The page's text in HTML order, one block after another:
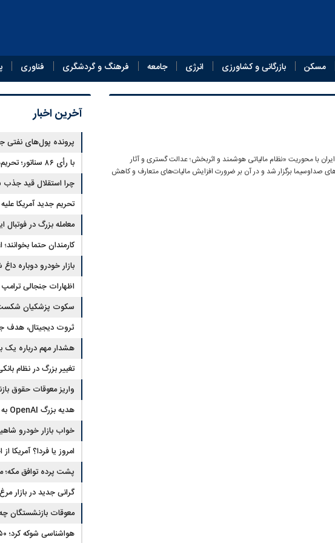
مسکن بازرگانی و کشاورزی انرژی جامعه فرهنگ و گردشگری فناوری
با محوریت «نظام مالیاتی هوشمند و اثربخش؛ عدالت گستری و آثار
۱۴۰۴ در مرکز همایش‌های صداوسیما برگزار شد و در آن بر ضرورت افزایش مالیات‌های متعارف و کاهش
آخرین اخبار
پرونده پول‌های نفتی
استیضاح
با رأی ۸۶ سناتور؛ تحریم‌های تازه علیه ایران کلید خورد
چرا استقلال قید جذب
انتقال منتفی
تحریم جدید آمریکا
جزئیات
معامله بزرگ در
جابه‌جا شد؟
کارمندان حتما
ادارات شنبه
بازار خودرو دوباره
اظهارات جنجالی ترامپ
بازار انرژی
سکوت پزشکیان شکست؛
جنجالی
ثروت دیجیتال، هدف
رمزارزی افزایش یافت
هشدار مهم درباره یک
می‌شود؟
تغییر بزرگ در نظام
با تورم تبدیل شد
واریز معوقات حقوق
تعیین تکلیف مطالبات
پیام و با مدل جدید
خواب بازار خودرو
قیمت شاهین در مرداد
امروز یا فردا؟ آمریکا
برداشت
پشت پرده توافق مکه؛
پاکستان و عربستان
گرانی جدید در بازار
نرخ‌های جدید
معوقات بازنشستگان
تأمین اجتماعی
هواشناسی شوکه کرد؛ ۵۰ روز گرمای طاقت‌فرسا در راه است